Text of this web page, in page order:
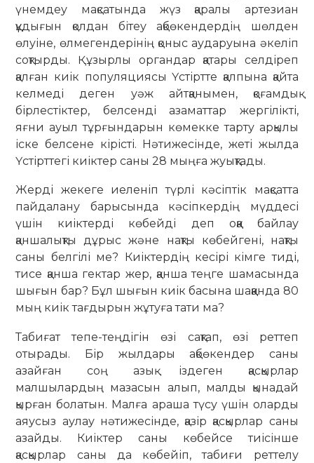
үнем­деу мақсатында жүз қаралы арте­зиан
құдығын қолдан бітеу ақбөкен­дердің шөлден
өлуіне, өлмегендерінің қоныс аударуына әкеліп
соқтырды. Құзыр­лы органдар қатары селдіреп
қалған киік попу­ляциясы Үстіртте қалпына қайта
келмеді деген уәж айтқанымен, қо­ғамдық
бірлестіктер, белсенді азамат­тар жергілікті,
яғни ауыл тұрғындарын көмекке тарту арқылы
іске белсене кі­рісті. Нәтижесінде, жеті жылда
Үстірт­тегі киіктер саны 28 мыңға жуықтады.
Жерді жекеге иеленіп түрлі кәсіп­тік мақсатта
пайдалану барысында кәсіпкердің мүддесі
үшін киіктерді көбейді деп оққа байлау
қаншалықты дұрыс және нақты көбейгені, нақты
саны белгілі ме? Киіктердің кесірі кімге тиді,
тисе қанша гектар жер, қанша теңге шамасында
шығын бар? Бұл шығын киік басына шаққанда 80
мың киік тағдырын жұтуға тати ма?
Табиғат тепе-теңдігін өзі сақтап, өзі реттеп
отырады. Бір жылдары ақбөкендер саны
азайған соң азық іздеген қасқырлар
малшылардың мазасын алып, малды қынадай
қырған болатын. Малға араша түсу үшін оларды
аяусыз аулау нәтижесінде, қазір қасқырлар саны
азайды. Киіктер саны көбейсе тиісінше
қасқырлар саны да көбейіп, табиғи реттелу